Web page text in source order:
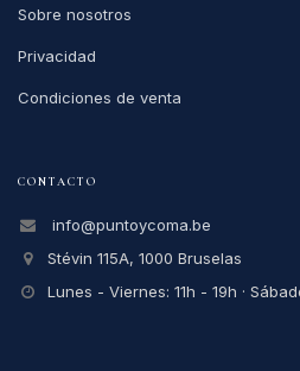
Sobre nosotros
Privacidad
Condiciones de venta
CONTACTO
info@puntoycoma.be
Stévin 115A, 1000 Bruselas
Lunes - Viernes: 11h - 19h ·